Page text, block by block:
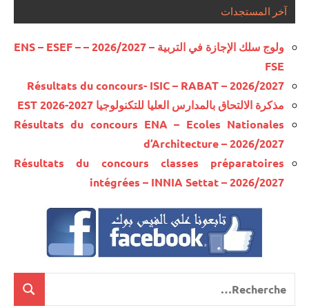
آخر المستجدات
ولوج سلك الإجازة في التربية – 2026/2027 – ENS – ESEF –
FSE
Résultats du concours- ISIC – RABAT – 2026/2027
مذكرة الالتحاق بالمدارس العليا للتكنولوجيا EST 2026-2027
Résultats du concours ENA – Ecoles Nationales
d’Architecture – 2026/2027
Résultats du concours classes préparatoires
intégrées – INNIA Settat – 2026/2027